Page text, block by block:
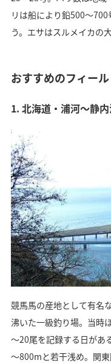
リは船により鉛500～
う。エサはスルメイカの
おすすめのフィー
1. 北海道・浦河～静
競馬馬の産地として有名
沸いた一級釣り場。当時
～20尾を記録する日があ
～800mと若干浅め。関